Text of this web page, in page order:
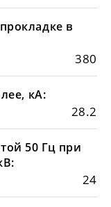
в
380
кА:
28.2
50 Гц при
24